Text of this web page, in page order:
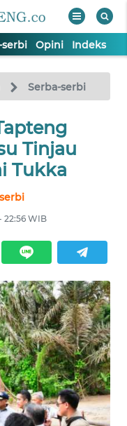
serbi Opini Indeks
Serba-serbi
Tinjau
Tukka
22:56 WIB